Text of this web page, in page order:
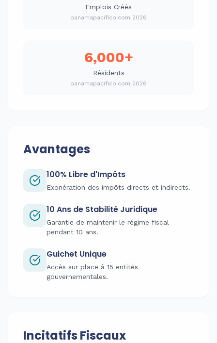
Emplois Créés
panamapacifico.com 2026
6,000+
Résidents
panamapacifico.com 2026
Avantages
100% Libre d'Impôts
Exonération des impôts directs et indirects.
10 Ans de Stabilité Juridique
Garantie de maintenir le régime fiscal
pendant 10 ans.
Guichet Unique
Accès sur place à 15 entités
gouvernementales.
Incitatifs Fiscaux